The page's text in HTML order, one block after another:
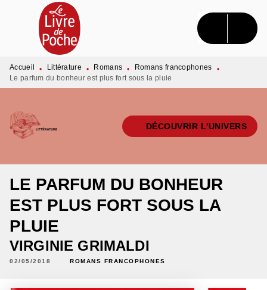
MENU RECHERCHE CONTENU
PIED DE PAGE
Accueil • Littérature • Romans • Romans francophones
•
Le parfum du bonheur est plus fort sous la pluie
DÉCOUVRIR L'UNIVERS
LE PARFUM DU BONHEUR
EST PLUS FORT SOUS LA
PLUIE
VIRGINIE GRIMALDI
02/05/2018 ROMANS FRANCOPHONES